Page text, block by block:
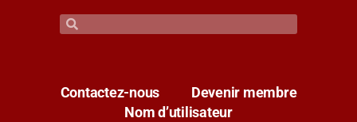
Contactez-nous
Devenir membre
Nom d’utilisateur